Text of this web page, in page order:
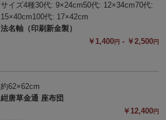
サイズ4種30代: 9×24cm50代: 12×34cm70代:
15×40cm100代: 17×42cm
法名軸（印刷新金製）
￥1,400円 - ￥2,500円
約62×62cm
紺唐草金通 座布団
￥12,400円